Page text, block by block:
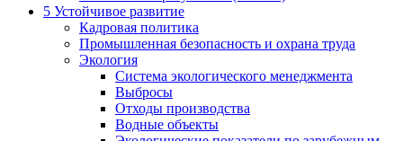
5 Устойчивое развитие
Кадровая политика
Промышленная безопасность и охрана труда
Экология
Система экологического менеджмента
Выбросы
Отходы производства
Водные объекты